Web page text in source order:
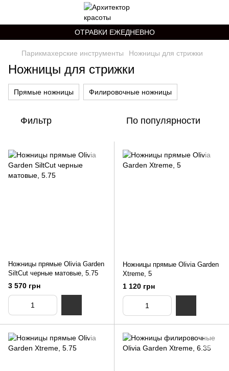
ОТРАВКИ ЕЖЕДНЕВНО
Парикмахерские инструменты Ножницы для стрижки
Ножницы для стрижки
Прямые ножницы Филировочные ножницы
Фильтр По популярности
Ножницы прямые Olivia Garden
SiltCut черные матовые, 5.75
3 570 грн
Ножницы прямые Olivia Garden
Xtreme, 5
1 120 грн